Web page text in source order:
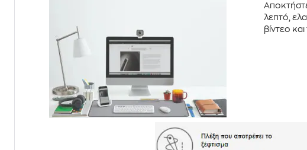
λεπτό,
βίντεο